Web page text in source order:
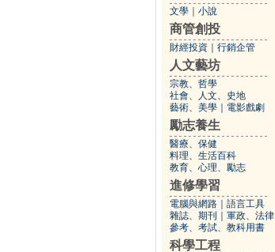
文學 小說
商管創投
財經投資 行銷企管
人文藝坊
宗教、哲學
社會、人文、史地
藝術、美學
電影戲劇
勵志養生
醫療、保健
料理、生活百科
教育、心理、勵志
進修學習
電腦與網路
語言工具
雜誌、期刊
軍政、法律
參考、考試、教科用書
科學工程